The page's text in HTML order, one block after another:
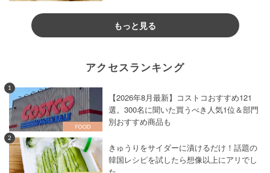
もっと見る
アクセスランキング
1
【2026年8月最新】コストコおすすめ121
選。300名に聞いた買うべき人気1位＆部門
別おすすめ商品も
2
きゅうりをサイダーに漬けるだけ！話題の
韓国レシピを試したら想像以上にアリでし